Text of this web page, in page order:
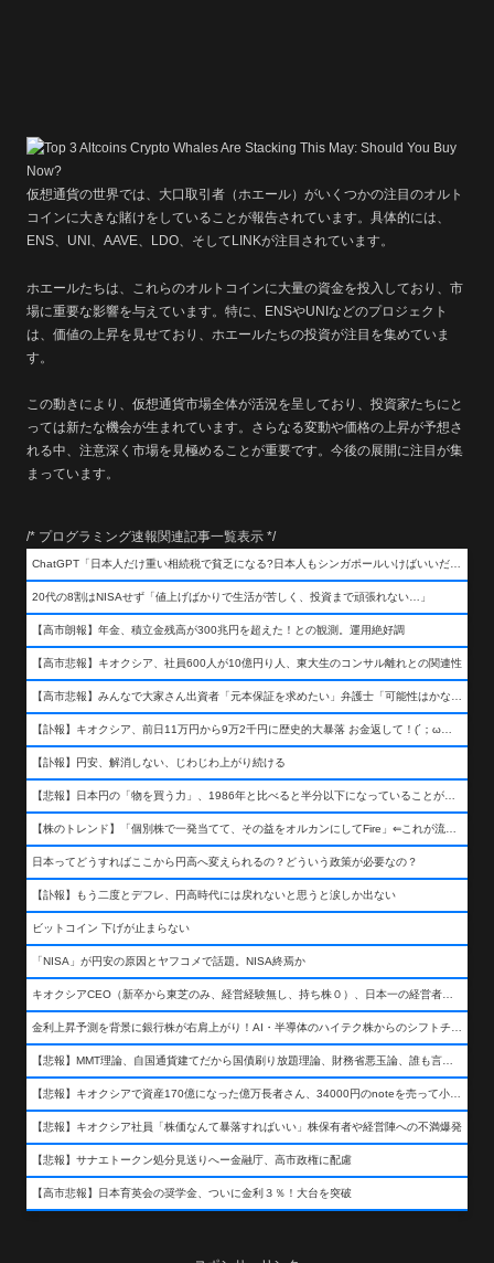
仮想通貨の世界では、大口取引者（ホエール）がいくつかの注目のオルト
コインに大きな賭けをしていることが報告されています。具体的には、
ENS、UNI、AAVE、LDO、そしてLINKが注目されています。
ホエールたちは、これらのオルトコインに大量の資金を投入しており、市
場に重要な影響を与えています。特に、ENSやUNIなどのプロジェクト
は、価値の上昇を見せており、ホエールたちの投資が注目を集めていま
す。
この動きにより、仮想通貨市場全体が活況を呈しており、投資家たちにと
っては新たな機会が生まれています。さらなる変動や価格の上昇が予想さ
れる中、注意深く市場を見極めることが重要です。今後の展開に注目が集
まっています。
/* プログラミング速報関連記事一覧表示 */
20代の8割はNISAせず「値上げばかりで生活が苦しく、投資まで頑張れない…」
【高市朗報】年金、積立金残高が300兆円を超えた！との観測。運用絶好調
【高市悲報】キオクシア、社員600人が10億円り人、東大生のコンサル離れとの関連性
【訃報】円安、解消しない、じわじわ上がり続ける
日本ってどうすればここから円高へ変えられるの？どういう政策が必要なの？
【訃報】もう二度とデフレ、円高時代には戻れないと思うと涙しか出ない
ビットコイン 下げが止まらない
「NISA」が円安の原因とヤフコメで話題。NISA終焉か
【悲報】キオクシア社員「株価なんて暴落すればいい」株保有者や経営陣への不満爆発
【悲報】サナエトークン処分見送りへー金融庁、高市政権に配慮
【高市悲報】日本育英会の奨学金、ついに金利３％！大台を突破